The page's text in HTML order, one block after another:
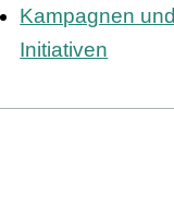
Kampagnen und
Initiativen